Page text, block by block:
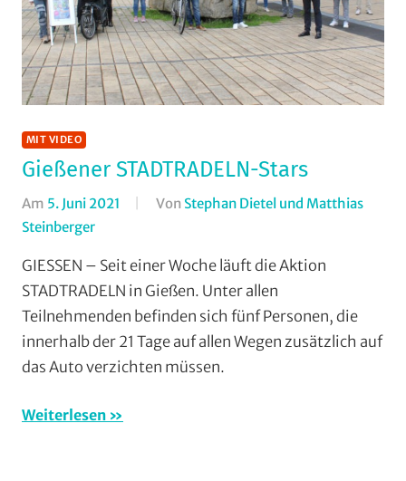
MIT VIDEO
Gießener STADTRADELN-Stars
Am 5. Juni 2021 Von Stephan Dietel und Matthias
Steinberger
Breitensport,
Mit
Video ,
Multimedia
GIESSEN – Seit einer Woche läuft die Aktion
STADTRADELN in Gießen. Unter allen
Teilnehmenden befinden sich fünf Personen, die
innerhalb der 21 Tage auf allen Wegen zusätzlich auf
das Auto verzichten müssen.
Weiterlesen